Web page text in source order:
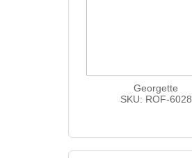
Georgette
SKU: ROF-6028